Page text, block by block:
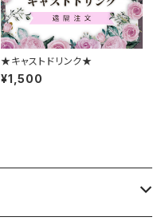
★キャストドリンク★
¥1,500